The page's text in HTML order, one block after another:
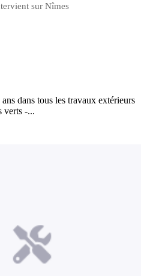
sur Nîmes
dans tous les travaux extérieurs
verts -...